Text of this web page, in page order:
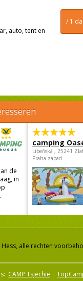
/ 1
auto, tent en
de
in
camping
Libeňská , 25241
Praha-západ
alle rechten
CAMP Tsjechië